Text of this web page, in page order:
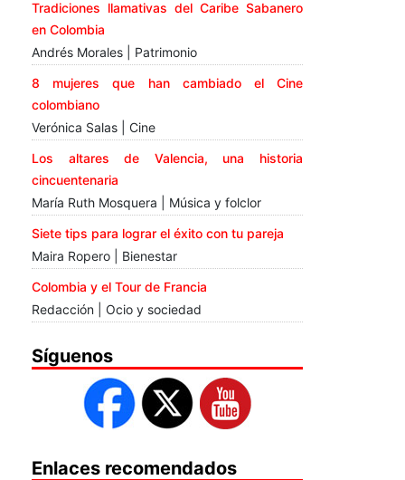
Tradiciones llamativas del Caribe Sabanero
en Colombia
Andrés Morales | Patrimonio
8 mujeres que han cambiado el Cine
colombiano
Verónica Salas | Cine
Los altares de Valencia, una historia
cincuentenaria
María Ruth Mosquera | Música y folclor
Siete tips para lograr el éxito con tu pareja
Maira Ropero | Bienestar
Colombia y el Tour de Francia
Redacción | Ocio y sociedad
Síguenos
Enlaces recomendados